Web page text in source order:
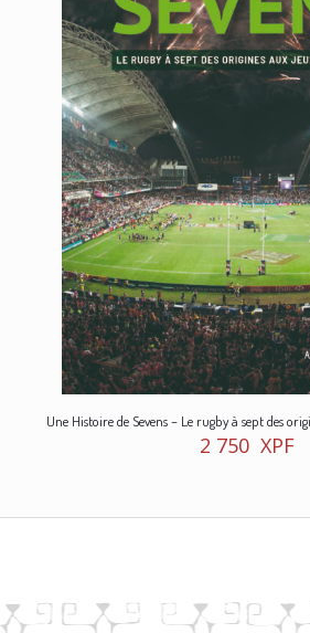
Une Histoire de Sevens – Le rugby à sept des
2 750 XPF